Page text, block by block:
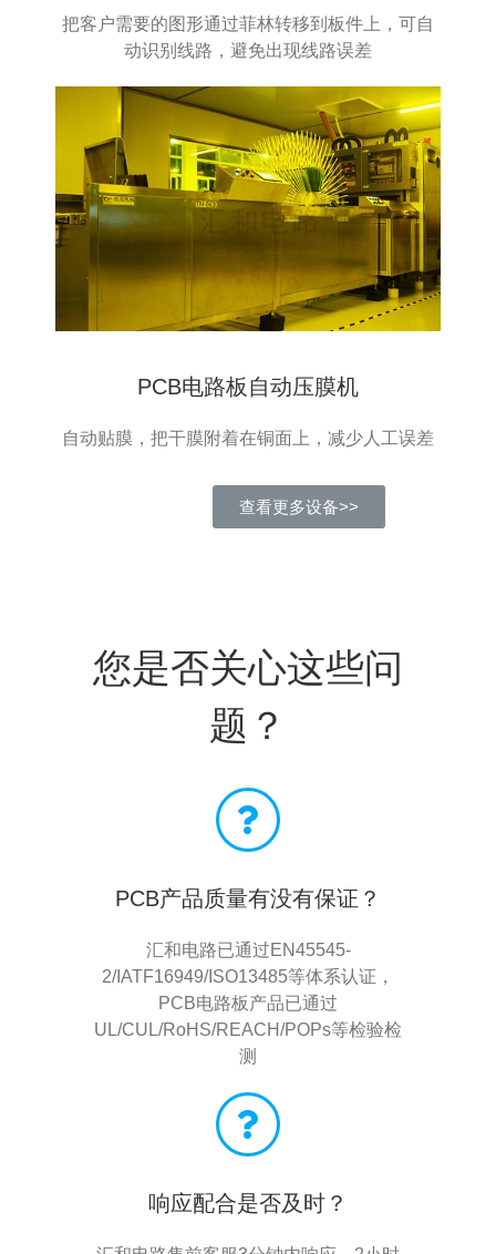
把客户需要的图形通过菲林转移到板件上，可自
动识别线路，避免出现线路误差
PCB电路板自动压膜机
自动贴膜，把干膜附着在铜面上，减少人工误差
查看更多设备>>
您是否关心这些问
题？
PCB产品质量有没有保证？
汇和电路已通过EN45545-
2/IATF16949/ISO13485等体系认证，
PCB电路板产品已通过
UL/CUL/RoHS/REACH/POPs等检验检
测
响应配合是否及时？